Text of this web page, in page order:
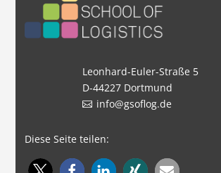
Leonhard-Euler-Straße 5
D-44227 Dortmund
info@gsoflog.de
Diese Seite teilen: